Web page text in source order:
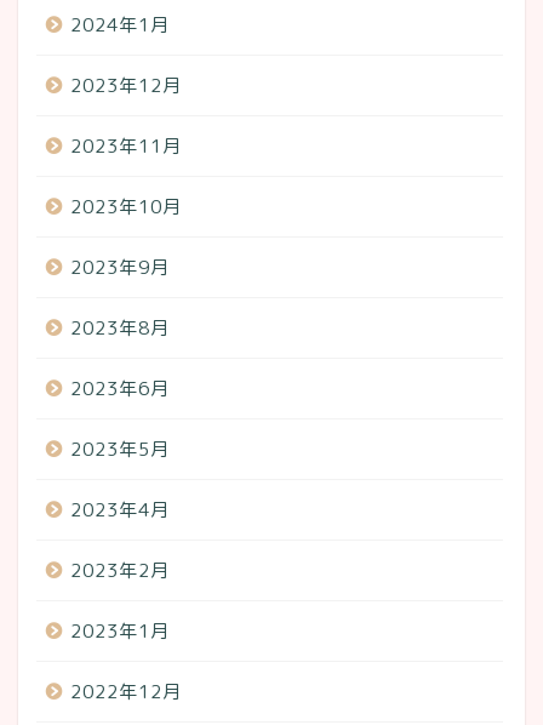
2024年1月
2023年12月
2023年11月
2023年10月
2023年9月
2023年8月
2023年6月
2023年5月
2023年4月
2023年2月
2023年1月
2022年12月